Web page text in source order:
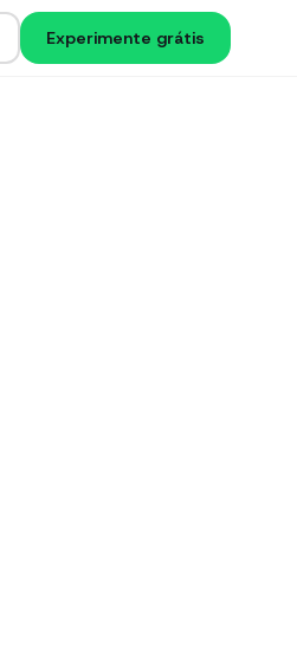
Experimente grátis